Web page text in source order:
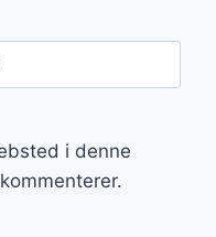
i denne